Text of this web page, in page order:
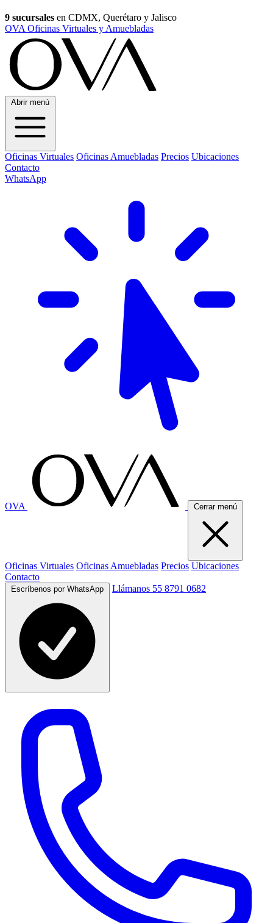
9 sucursales en CDMX, Querétaro y Jalisco
OVA Oficinas Virtuales y Amuebladas
Abrir menú
Oficinas Virtuales Oficinas Amuebladas Precios Ubicaciones
Contacto
WhatsApp
OVA Cerrar menú
Oficinas Virtuales Oficinas Amuebladas Precios Ubicaciones
Contacto
Llámanos 55 8791 0682